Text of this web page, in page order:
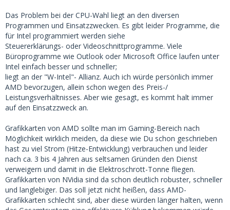
Das Problem bei der CPU-Wahl liegt an den diversen
Programmen und Einsatzzwecken. Es gibt leider Programme, die
für Intel programmiert werden siehe
Steuererklärungs- oder Videoschnittprogramme. Viele
Büroprogramme wie Outlook oder Microsoft Office laufen unter
Intel einfach besser und schneller;
liegt an der "W-Intel"- Allianz. Auch ich würde persönlich immer
AMD bevorzugen, allein schon wegen des Preis-/
Leistungsverhältnisses. Aber wie gesagt, es kommt halt immer
auf den Einsatzzweck an.
Grafikkarten von AMD sollte man im Gaming-Bereich nach
Möglichkeit wirklich meiden, da diese wie Du schon geschrieben
hast zu viel Strom (Hitze-Entwicklung) verbrauchen und leider
nach ca. 3 bis 4 Jahren aus seltsamen Gründen den Dienst
verweigern und damit in die Elektroschrott-Tonne fliegen.
Grafikkarten von NVidia sind da schon deutlich robuster, schneller
und langlebiger. Das soll jetzt nicht heißen, dass AMD-
Grafikkarten schlecht sind, aber diese würden länger halten, wenn